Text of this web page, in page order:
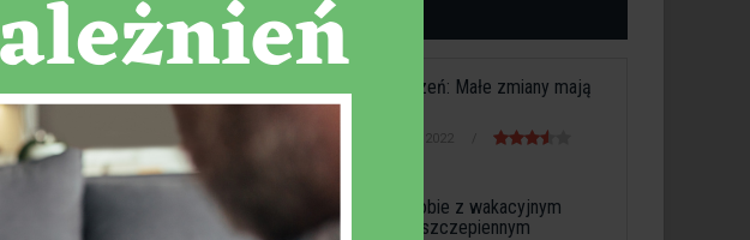
POPULARNE NOWE POSTY
Suchy styczeń: Małe zmiany mają
duży wpływ
31 stycznia 2022
Radzenie sobie z wakacyjnym
stresem poszczepiennym